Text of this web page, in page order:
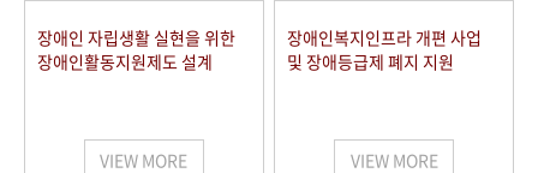
장애인 자립생활 실현을 위한
장애인활동지원제도 설계
VIEW MORE
장애인복지인프라 개편 사업
및 장애등급제 폐지 지원
VIEW MORE